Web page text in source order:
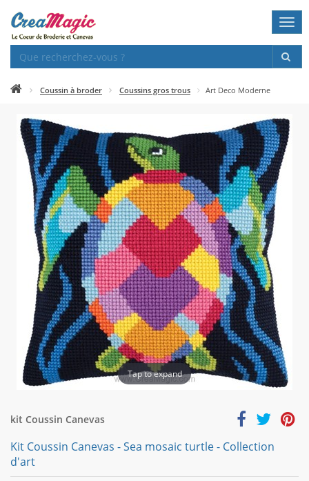
Coussin à broder Coussins gros trous Art Deco Moderne
Tap to expand
kit Coussin Canevas
Kit Coussin Canevas - Sea mosaic turtle - Collection
d'art